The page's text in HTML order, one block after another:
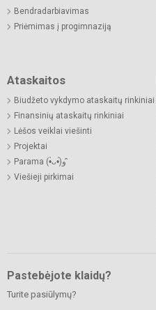
Bendradarbiavimas
Priėmimas į progimnaziją
Ataskaitos
Biudžeto vykdymo ataskaitų rinkiniai
Finansinių ataskaitų rinkiniai
Lėšos veiklai viešinti
Projektai
Parama (•̀ᴗ•́)و ̑̑
Viešieji pirkimai
Pastebėjote klaidų?
Turite pasiūlymų?